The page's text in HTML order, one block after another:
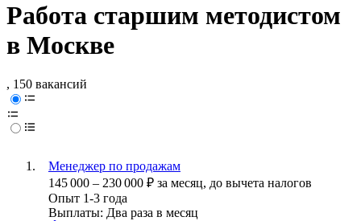
Работа старшим методистом
в Москве
, 150 вакансий
Менеджер по продажам
145 000 – 230 000 ₽ за месяц, до вычета налогов
Опыт 1-3 года
Выплаты: Два раза в месяц